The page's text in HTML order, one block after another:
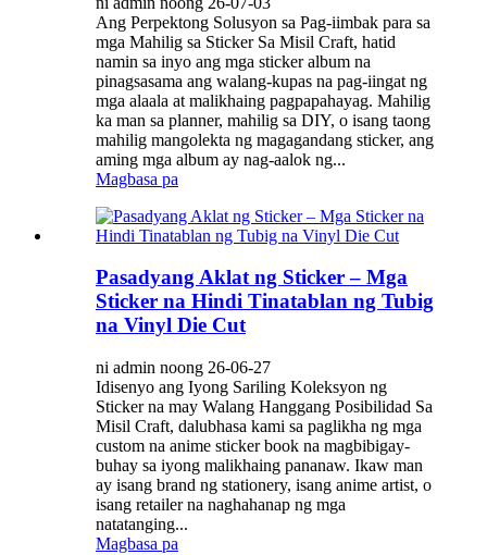
Ang Perpektong Solusyon sa Pag-iimbak para sa
mga Mahilig sa Sticker Sa Misil Craft, hatid
namin sa inyo ang mga sticker album na
pinagsasama ang walang-kupas na pag-iingat ng
mga alaala at malikhaing pagpapahayag. Mahilig
ka man sa planner, mahilig sa DIY, o isang taong
mahilig mangolekta ng magagandang sticker, ang
aming mga album ay nag-aalok ng...
Magbasa pa
Pasadyang Aklat ng Sticker – Mga
Sticker na Hindi Tinatablan ng Tubig
na Vinyl Die Cut
ni admin noong 26-06-27
Idisenyo ang Iyong Sariling Koleksyon ng
Sticker na may Walang Hanggang Posibilidad Sa
Misil Craft, dalubhasa kami sa paglikha ng mga
custom na anime sticker book na magbibigay-
buhay sa iyong malikhaing pananaw. Ikaw man
ay isang brand ng stationery, isang anime artist, o
isang retailer na naghahanap ng mga
natatanging...
Magbasa pa